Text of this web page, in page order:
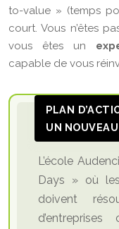
to-value » (temps
court. Vous n’êtes
vous êtes un
capable de vous
PLAN
UN
L’école
Days » où
doivent